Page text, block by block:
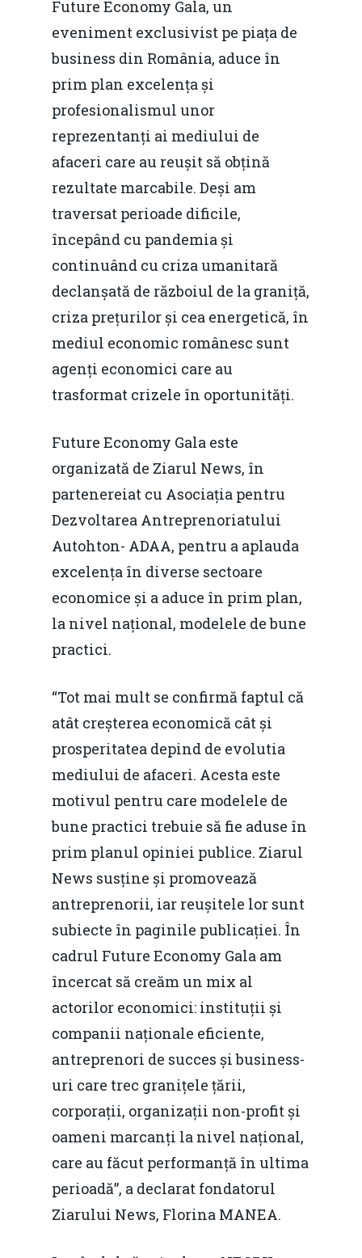
Future Economy Gala, un
eveniment exclusivist pe piața de
business din România, aduce în
prim plan excelența și
profesionalismul unor
reprezentanți ai mediului de
afaceri care au reușit să obțină
rezultate marcabile. Deși am
traversat perioade dificile,
începând cu pandemia și
continuând cu criza umanitară
declanșată de războiul de la graniță,
criza prețurilor și cea energetică, în
mediul economic românesc sunt
agenți economici care au
trasformat crizele în oportunități.
Future Economy Gala este
organizată de Ziarul News, în
partenereiat cu Asociația pentru
Dezvoltarea Antreprenoriatului
Autohton- ADAA, pentru a aplauda
excelența în diverse sectoare
economice și a aduce în prim plan,
la nivel național, modelele de bune
practici.
“Tot mai mult se confirmă faptul că
atât creșterea economică cât și
prosperitatea depind de evolutia
mediului de afaceri. Acesta este
motivul pentru care modelele de
bune practici trebuie să fie aduse în
prim planul opiniei publice. Ziarul
News susține și promovează
antreprenorii, iar reușitele lor sunt
subiecte în paginile publicației. În
cadrul Future Economy Gala am
încercat să creăm un mix al
actorilor economici: instituții și
companii naționale eficiente,
antreprenori de succes și business-
uri care trec granițele țării,
corporații, organizații non-profit și
oameni marcanți la nivel național,
care au făcut performanță în ultima
perioadă”, a declarat fondatorul
Ziarului News, Florina MANEA.